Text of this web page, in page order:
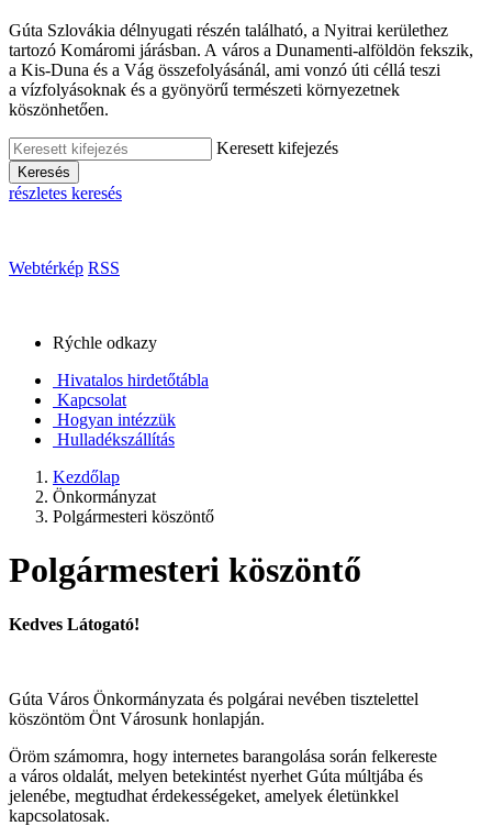
Gúta Szlovákia délnyugati részén található, a Nyitrai kerülethez
tartozó Komáromi járásban. A város a Dunamenti-alföldön fekszik,
a Kis-Duna és a Vág összefolyásánál, ami vonzó úti céllá teszi
a vízfolyásoknak és a gyönyörű természeti környezetnek
köszönhetően.
Keresett kifejezés
Keresés
részletes keresés
Webtérkép RSS
Rýchle odkazy
Hivatalos hirdetőtábla
Kapcsolat
Hogyan intézzük
Hulladékszállítás
Kezdőlap
Önkormányzat
Polgármesteri köszöntő
Polgármesteri köszöntő
Kedves Látogató!
Gúta Város Önkormányzata és polgárai nevében tisztelettel
köszöntöm Önt Városunk honlapján.
Öröm számomra, hogy internetes barangolása során felkereste
a város oldalát, melyen betekintést nyerhet Gúta múltjába és
jelenébe, megtudhat érdekességeket, amelyek életünkkel
kapcsolatosak.